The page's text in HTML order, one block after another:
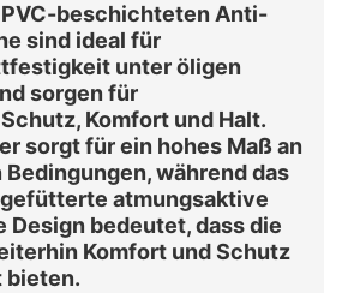
beschichteten Anti-
sind ideal für
unter öligen
sorgen für
Schutz, Komfort und Halt.
sorgt für ein hohes Maß an
während das
atmungsaktive
Design bedeutet, dass die
Komfort und Schutz
bieten.